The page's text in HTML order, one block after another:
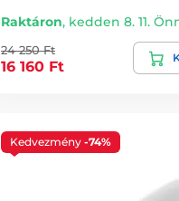
Raktáron, kedden 8. 11.
24 250 Ft
16 160 Ft
Kedvezmény -74%